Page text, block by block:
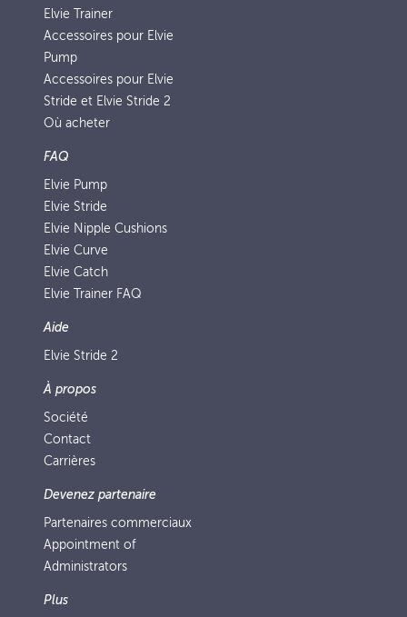
Elvie Trainer
Accessoires pour Elvie
Pump
Accessoires pour Elvie
Stride et Elvie Stride 2
Où acheter
FAQ
Elvie Pump
Elvie Stride
Elvie Nipple Cushions
Elvie Curve
Elvie Catch
Elvie Trainer FAQ
Aide
Elvie Stride 2
À propos
Société
Contact
Carrières
Devenez partenaire
Partenaires commerciaux
Appointment of
Administrators
Plus